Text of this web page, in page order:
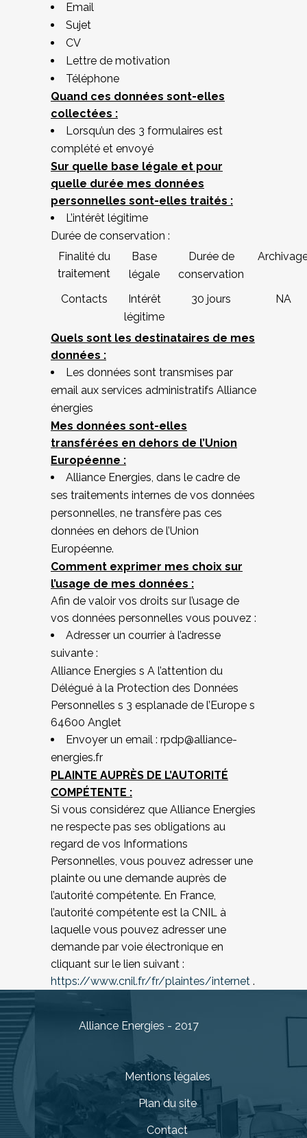
Email
Sujet
CV
Lettre de motivation
Téléphone
Quand ces données sont-elles
collectées :
Lorsqu’un des 3 formulaires est
complété et envoyé
Sur quelle base légale et pour
quelle durée mes données
personnelles sont-elles traités :
L’intérêt légitime
Durée de conservation :
Finalité du
traitement
Base
légale
Durée de
conservation
Contacts
Intérêt
légitime
30 jours NA
Quels sont les destinataires de mes
données :
Les données sont transmises par
email aux services administratifs Alliance
énergies
Mes données sont-elles
transférées en dehors de l’Union
Européenne :
Alliance Energies, dans le cadre de
ses traitements internes de vos données
personnelles, ne transfère pas ces
données en dehors de l’Union
Européenne.
Comment exprimer mes choix sur
l’usage de mes données :
Afin de valoir vos droits sur l’usage de
vos données personnelles vous pouvez :
Adresser un courrier à l’adresse
suivante :
Alliance Energies s A l’attention du
Délégué à la Protection des Données
Personnelles s 3 esplanade de l’Europe s
64600 Anglet
Envoyer un email : rpdp@alliance-
energies.fr
PLAINTE AUPRÈS DE L’AUTORITÉ
COMPÉTENTE :
Si vous considérez que Alliance Energies
ne respecte pas ses obligations au
regard de vos Informations
Personnelles, vous pouvez adresser une
plainte ou une demande auprès de
l’autorité compétente. En France,
l’autorité compétente est la CNIL à
laquelle vous pouvez adresser une
demande par voie électronique en
cliquant sur le lien suivant :
https://www.cnil.fr/fr/plaintes/internet .
Alliance Energies - 2017
Mentions légales
Plan du site
Contact